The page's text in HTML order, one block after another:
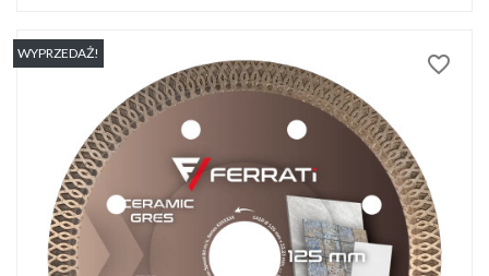
WYPRZEDAŻ! favorite_border